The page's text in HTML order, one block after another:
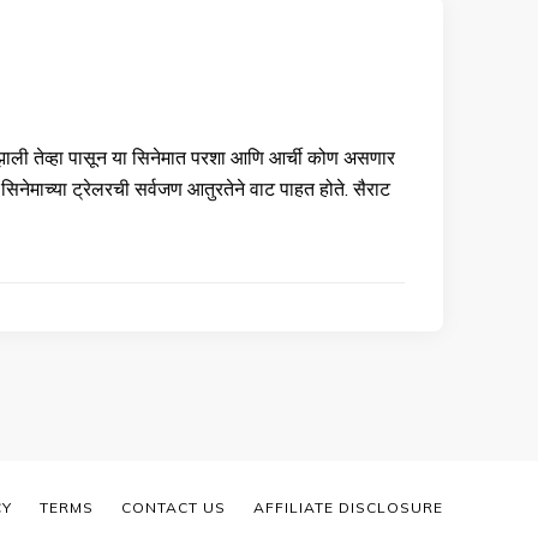
तेव्हा पासून या सिनेमात परशा आणि आर्ची कोण असणार
ट्रेलरची सर्वजण आतुरतेने वाट पाहत होते. सैराट
TERMS CONTACT US AFFILIATE DISCLOSURE